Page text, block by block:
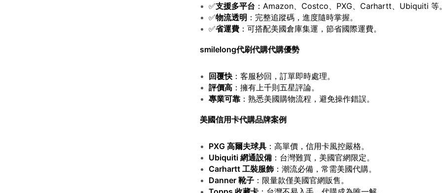
✅支援多平台 ：Amazon、Costco、PXG、Carhartt、Ubiquiti 等
✅物流透明 ：完整追蹤碼，進度隨時掌握。
✅省運費：可搭配美國倉庫集運，節省國際運費。
smilelong代刷代購代購優勢
回覆快：客服秒回，訂單即時處理。
評價高：擁有上千則五星評論。
專業可靠：熟悉美國購物流程，避免操作錯誤。
美國信用卡代購品牌案例
PXG 高爾夫球具：高單價，信用卡風控嚴格。
Ubiquiti 網通設備：台灣難買，美國官網限定。
Carhartt 工裝服飾：潮流必備，常需美國代購。
Danner 靴子：限量款僅美國官網販售。